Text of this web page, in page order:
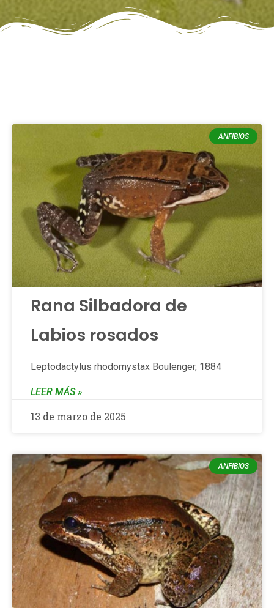
ANFIBIOS
Rana Silbadora de
Labios rosados
Leptodactylus rhodomystax Boulenger, 1884
LEER MÁS »
13 de marzo de 2025
ANFIBIOS